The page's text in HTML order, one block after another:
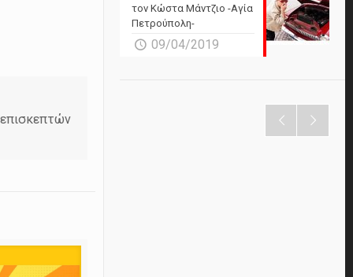
τον Κώστα Μάντζιο -Αγία
Πετρούπολη-
09/04/2019